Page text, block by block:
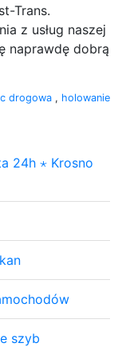
Trans.
z usług naszej
naprawdę dobrą
drogowa , holowanie
24h ⋆ Krosno
szyb